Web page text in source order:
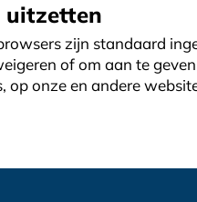
uitzetten
zijn standaard
of om aan te
op onze en andere